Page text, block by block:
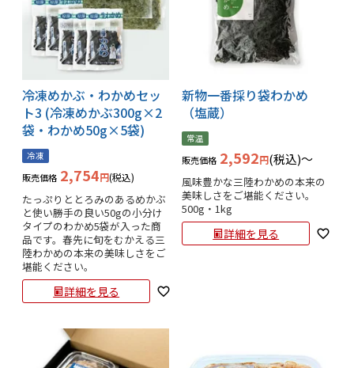
冷凍めかぶ・わかめセッ
ト3 (冷凍めかぶ300g×2
袋・わかめ50g×5袋)
冷凍
販売価格 2,754 税込
たっぷりととろみのあるめかぶ
と使い勝手の良い50gの小分け
タイプのわかめ5袋が入った商
品です。春先に旬をむかえる三
陸わかめの本来の美味しさをご
堪能ください。
詳細を見る
新物一番採り袋わかめ
（塩蔵）
常温
販売価格 2,592 税込 〜
風味豊かな三陸わかめの本来の
美味しさをご堪能ください。
500g・1kg
詳細を見る